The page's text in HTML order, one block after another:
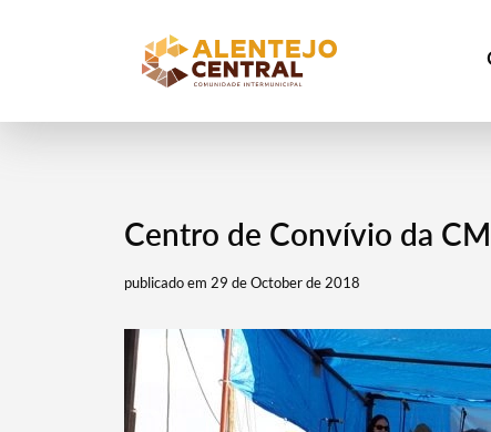
Centro de Convívio da
publicado em 29 de October de 2018